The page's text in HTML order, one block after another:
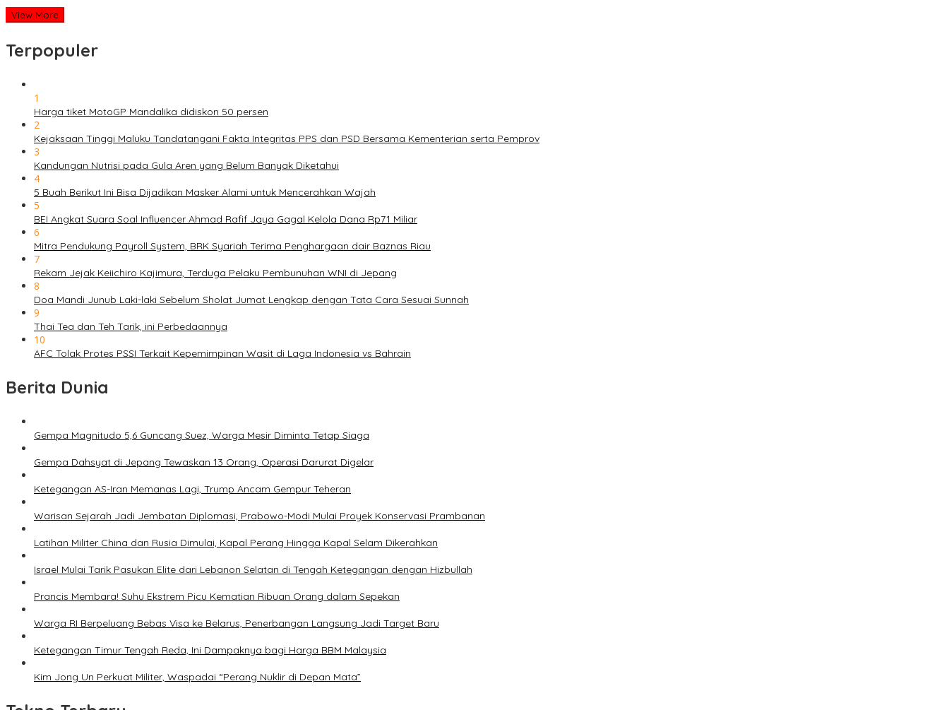
View More
Terpopuler
1
Harga tiket MotoGP Mandalika didiskon 50 persen
2
Kejaksaan Tinggi Maluku Tandatangani Fakta Integritas PPS dan PSD Bersama Kementerian serta Pemprov
3
Kandungan Nutrisi pada Gula Aren yang Belum Banyak Diketahui
4
5 Buah Berikut Ini Bisa Dijadikan Masker Alami untuk Mencerahkan Wajah
5
BEI Angkat Suara Soal Influencer Ahmad Rafif Jaya Gagal Kelola Dana Rp71 Miliar
6
Mitra Pendukung Payroll System, BRK Syariah Terima Penghargaan dair Baznas Riau
7
Rekam Jejak Keiichiro Kajimura, Terduga Pelaku Pembunuhan WNI di Jepang
8
Doa Mandi Junub Laki-laki Sebelum Sholat Jumat Lengkap dengan Tata Cara Sesuai Sunnah
9
Thai Tea dan Teh Tarik, ini Perbedaannya
10
AFC Tolak Protes PSSI Terkait Kepemimpinan Wasit di Laga Indonesia vs Bahrain
Berita Dunia
Gempa Magnitudo 5,6 Guncang Suez, Warga Mesir Diminta Tetap Siaga
Gempa Dahsyat di Jepang Tewaskan 13 Orang, Operasi Darurat Digelar
Ketegangan AS-Iran Memanas Lagi, Trump Ancam Gempur Teheran
Warisan Sejarah Jadi Jembatan Diplomasi, Prabowo-Modi Mulai Proyek Konservasi Prambanan
Latihan Militer China dan Rusia Dimulai, Kapal Perang Hingga Kapal Selam Dikerahkan
Israel Mulai Tarik Pasukan Elite dari Lebanon Selatan di Tengah Ketegangan dengan Hizbullah
Prancis Membara! Suhu Ekstrem Picu Kematian Ribuan Orang dalam Sepekan
Warga RI Berpeluang Bebas Visa ke Belarus, Penerbangan Langsung Jadi Target Baru
Ketegangan Timur Tengah Reda, Ini Dampaknya bagi Harga BBM Malaysia
Kim Jong Un Perkuat Militer, Waspadai “Perang Nuklir di Depan Mata”